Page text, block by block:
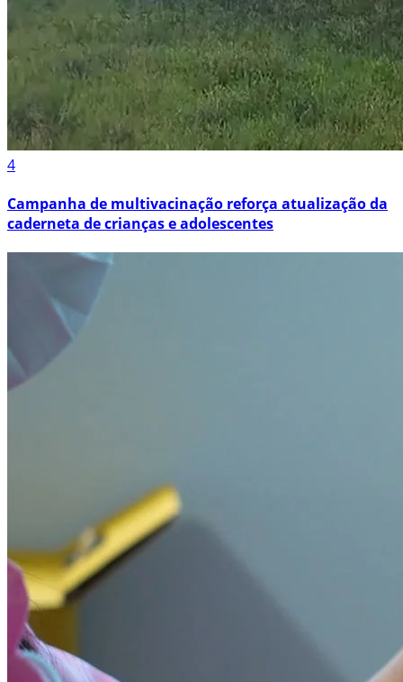
4
Campanha de multivacinação reforça atualização da
caderneta de crianças e adolescentes